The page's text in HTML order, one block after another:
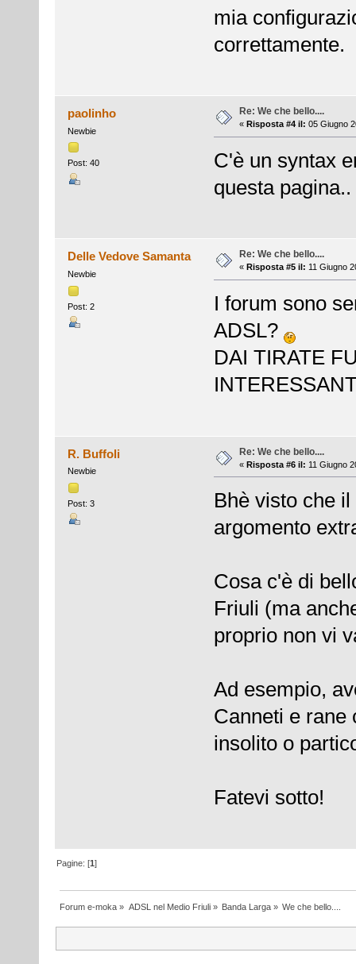
mia
correttamente.
paolinho
Newbie
Post: 40
Re: We che bello....
« Risposta #4 il: 05 Giugno
C'è un syntax
questa pagina..
Delle Vedove Samanta
Newbie
Post: 2
Re: We che bello....
« Risposta #5 il: 11 Giugno
I forum sono
ADSL?
DAI TIRATE
R. Buffoli
Newbie
Post: 3
Re: We che bello....
« Risposta #6 il: 11 Giugno
Bhè visto che
argomento
Cosa c'è di
Friuli (ma
proprio non vi
Ad esempio,
Canneti e rane
insolito o
Fatevi sotto!
Pagine: [1]
Forum e-moka » ADSL nel Medio Friuli» Banda Larga» We che bello....